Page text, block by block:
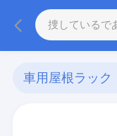
車用屋根ラック